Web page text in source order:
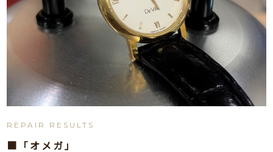
REPAIR RESULTS
■「オメガ」